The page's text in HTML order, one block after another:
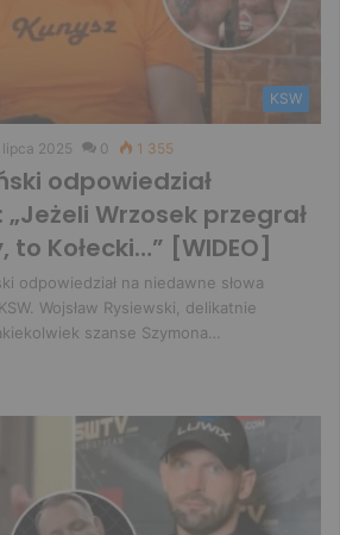
KSW
lipca 2025 0 1 355
odpowiedział
Wrzosek przegrał
Kołecki…” [WIDEO]
odpowiedział na niedawne słowa
Wojsław Rysiewski, delikatnie
szanse Szymona…